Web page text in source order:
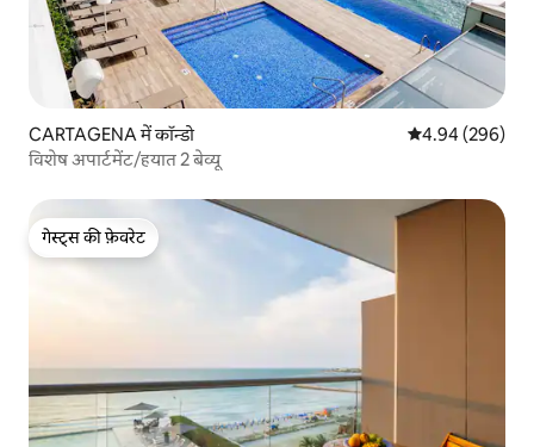
CARTAGENA में कॉन्डो औसत रेटिंग 5 में से
4.94 (296)
विशेष अपार्टमेंट/हयात 2 बेव्यू
गेस्ट्स की फ़ेवरेट
गेस्ट्स की फ़ेवरेट